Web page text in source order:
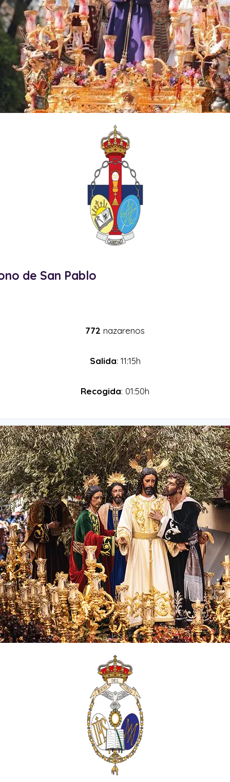
de San Pablo
772 nazarenos
Salida: 11:15h
Recogida: 01:50h